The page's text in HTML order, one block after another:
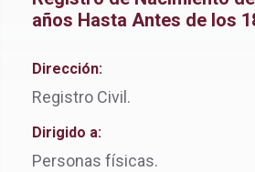
años Hasta Antes de los
Dirección:
Registro Civil.
Dirigido a:
Personas físicas.